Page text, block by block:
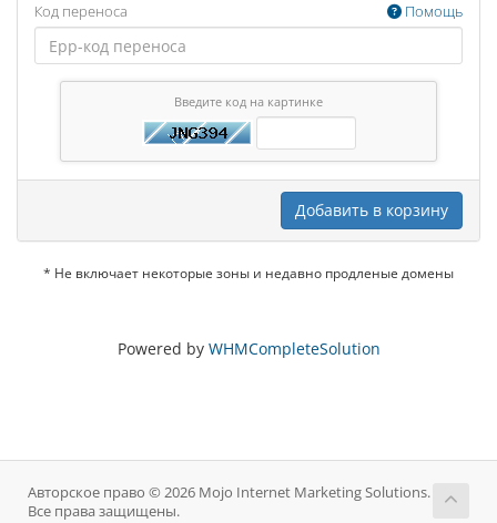
Код переноса Помощь
Введите код на картинке
Добавить в корзину
* Не включает некоторые зоны и недавно продленые домены
Powered by WHMCompleteSolution
Авторское право © 2026 Mojo Internet Marketing Solutions.
Все права защищены.